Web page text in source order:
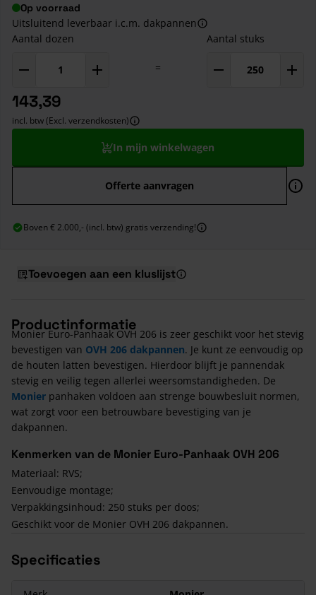
Op voorraad
Uitsluitend leverbaar i.c.m. dakpannen
Aantal dozen
=
Aantal stuks
143,39
incl. btw (Excl. verzendkosten)
In mijn winkelwagen
Offerte aanvragen
Boven € 2.000,- (incl. btw) gratis verzending!
Toevoegen aan een kluslijst
Productinformatie
Monier Euro-Panhaak OVH 206 is zeer geschikt voor het stevig
bevestigen van OVH 206 dakpannen. Je kunt ze eenvoudig op
de houten latten bevestigen. Hierdoor blijft je pannendak
stevig en veilig tegen allerlei weersomstandigheden. De
Monier panhaken voldoen aan strenge bouwbesluit normen,
wat zorgt voor een betrouwbare bevestiging van je
dakpannen.
Kenmerken van de Monier Euro-Panhaak OVH 206
Materiaal: RVS;
Eenvoudige montage;
Verpakkingsinhoud: 250 stuks per doos;
Geschikt voor de Monier OVH 206 dakpannen.
Specificaties